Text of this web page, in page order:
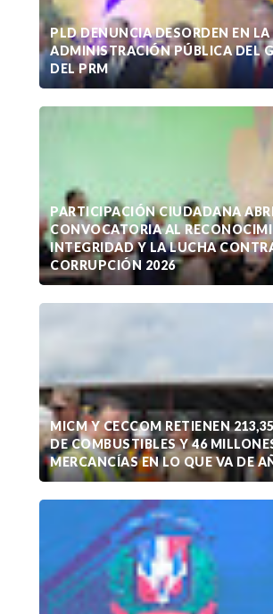
PLD DENUNCIA DESORDEN EN LA
ADMINISTRACIÓN PÚBLICA DEL
DEL PRM
PARTICIPACIÓN CIUDADANA
CONVOCATORIA AL
INTEGRIDAD Y LA LUCHA
CORRUPCIÓN 2026
MICM Y CECCOM RETIENEN
DE COMBUSTIBLES Y 46
MERCANCÍAS EN LO QUE VA DE